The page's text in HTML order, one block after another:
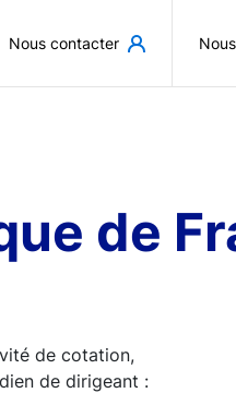
Nous contacter
de
de cotation,
de dirigeant :